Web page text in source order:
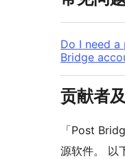
Do I need a
Bridge
贡献者
「Post
源软件。 以